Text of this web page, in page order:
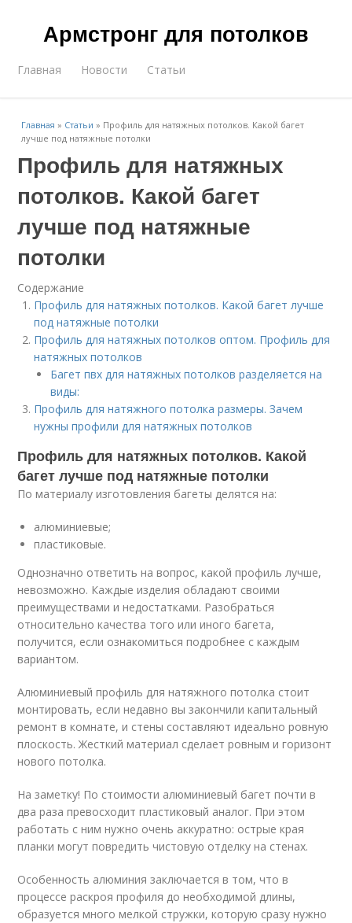
Армстронг для потолков
Главная Новости Статьи
Главная » Статьи » Профиль для натяжных потолков. Какой багет
лучше под натяжные потолки
Профиль для натяжных
потолков. Какой багет
лучше под натяжные
потолки
Содержание
Профиль для натяжных потолков. Какой багет лучше
под натяжные потолки
Профиль для натяжных потолков оптом. Профиль для
натяжных потолков
Багет пвх для натяжных потолков разделяется на
виды:
Профиль для натяжного потолка размеры. Зачем
нужны профили для натяжных потолков
Профиль для натяжных потолков. Какой
багет лучше под натяжные потолки
По материалу изготовления багеты делятся на:
алюминиевые;
пластиковые.
Однозначно ответить на вопрос, какой профиль лучше,
невозможно. Каждые изделия обладают своими
преимуществами и недостатками. Разобраться
относительно качества того или иного багета,
получится, если ознакомиться подробнее с каждым
вариантом.
Алюминиевый профиль для натяжного потолка стоит
монтировать, если недавно вы закончили капитальный
ремонт в комнате, и стены составляют идеально ровную
плоскость. Жесткий материал сделает ровным и горизонт
нового потолка.
На заметку! По стоимости алюминиевый багет почти в
два раза превосходит пластиковый аналог. При этом
работать с ним нужно очень аккуратно: острые края
планки могут повредить чистовую отделку на стенах.
Особенность алюминия заключается в том, что в
процессе раскроя профиля до необходимой длины,
образуется много мелкой стружки, которую сразу нужно